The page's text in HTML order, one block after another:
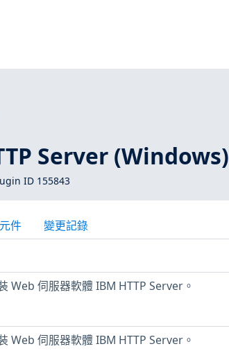
Server (Windows)
ID 155843
件 變更記錄
Web 伺服器軟體 IBM HTTP Server。
Web 伺服器軟體 IBM HTTP Server。